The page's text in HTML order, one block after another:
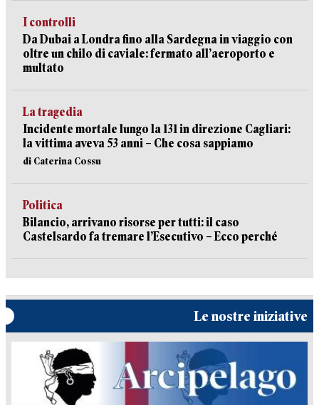
I controlli
Da Dubai a Londra fino alla Sardegna in viaggio con
oltre un chilo di caviale: fermato all’aeroporto e
multato
La tragedia
Incidente mortale lungo la 131 in direzione Cagliari:
la vittima aveva 53 anni – Che cosa sappiamo
di Caterina Cossu
Politica
Bilancio, arrivano risorse per tutti: il caso
Castelsardo fa tremare l’Esecutivo – Ecco perché
Le nostre iniziative